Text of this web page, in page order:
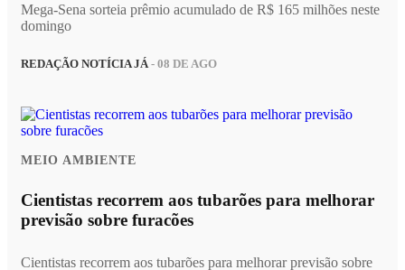
Mega-Sena sorteia prêmio acumulado de R$ 165 milhões neste
domingo
REDAÇÃO NOTÍCIA JÁ- 08 DE AGO
MEIO AMBIENTE
Cientistas recorrem aos tubarões para melhorar
previsão sobre furacões
Cientistas recorrem aos tubarões para melhorar previsão sobre